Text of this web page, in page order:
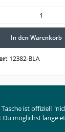
In den Warenkorb
12382-BLA
Tasche ist offiziell
Du möglichst lange